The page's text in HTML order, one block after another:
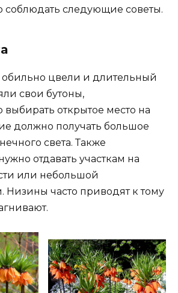
соблюдать следующие советы.
цвели и длительный
свои бутоны,
открытое место на
должно получать большое
света. Также
отдавать участкам на
или небольшой
Низины часто приводят к тому